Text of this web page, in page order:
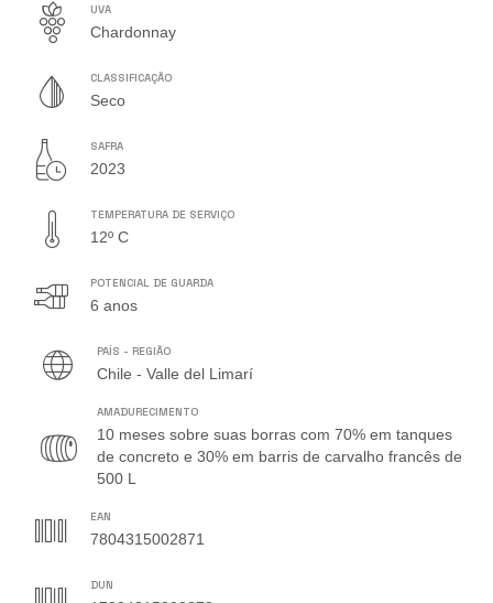
UVA
Chardonnay
CLASSIFICAÇÃO
Seco
SAFRA
2023
TEMPERATURA DE SERVIÇO
12º C
POTENCIAL DE GUARDA
6 anos
PAÍS - REGIÃO
Chile - Valle del Limarí
AMADURECIMENTO
10 meses sobre suas borras com 70% em tanques
de concreto e 30% em barris de carvalho francês de
500 L
EAN
7804315002871
DUN